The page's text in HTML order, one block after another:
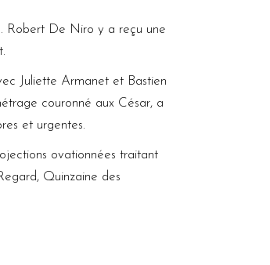
Robert De Niro y a reçu une
Juliette Armanet et Bastien
couronné aux César, a
et urgentes.
ovationnées traitant
Quinzaine des